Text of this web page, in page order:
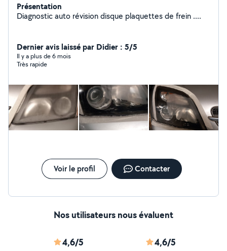
Présentation
Diagnostic auto révision disque plaquettes de frein ....
Dernier avis laissé par Didier : 5/5
Il y a plus de 6 mois
Très rapide
Voir le profil Contacter
Nos utilisateurs nous évaluent
4,6/5 4,6/5